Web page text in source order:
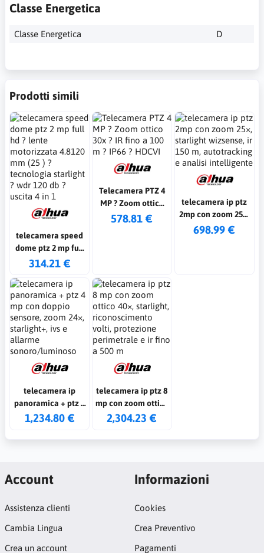
Classe Energetica
Classe Energetica D
Prodotti simili
telecamera speed
dome ptz 2 mp full
hd ? lente
mm (25 ) ?
tecnologia starlight
? wdr 120 db ?
uscita 4 in 1
314.21 €
Telecamera PTZ 4
MP ? Zoom ottico
30x ? IR fino a 100 m
578.81 €
telecamera ip ptz
2mp con zoom 25×,
starlight wizsense,
698.99 €
telecamera ip
panoramica + ptz 4
mp con doppio
starlight+, ivs e
1,234.80 €
telecamera ip ptz 8
mp con zoom ottico
40×, starlight,
volti, protezione
2,304.23 €
Account
Assistenza clienti
Cambia Lingua
Crea un account
Informazioni
Cookies
Crea Preventivo
Pagamenti